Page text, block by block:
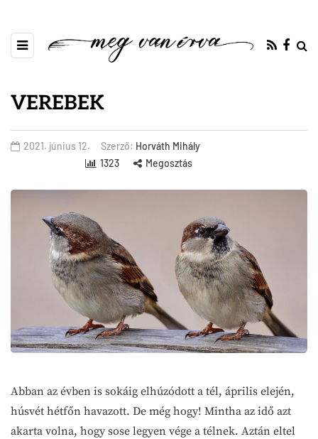
VEREBEK
2021. június 12. Szerző: Horváth Mihály
1323
Megosztás
Abban az évben is sokáig elhúzódott a tél, április elején,
húsvét hétfőn havazott. De még hogy! Mintha az idő azt
akarta volna, hogy sose legyen vége a télnek. Aztán eltel